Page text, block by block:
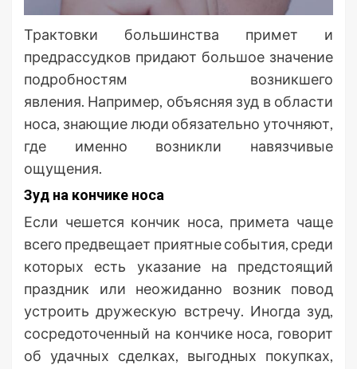
Трактовки большинства примет и
предрассудков придают большое значение
подробностям возникшего
явления. Например, объясняя зуд в области
носа, знающие люди обязательно уточняют,
где именно возникли навязчивые
ощущения.
Зуд на кончике носа
Если чешется кончик носа, примета чаще
всего предвещает приятные события, среди
которых есть указание на предстоящий
праздник или неожиданно возник повод
устроить дружескую встречу. Иногда зуд,
сосредоточенный на кончике носа, говорит
об удачных сделках, выгодных покупках,